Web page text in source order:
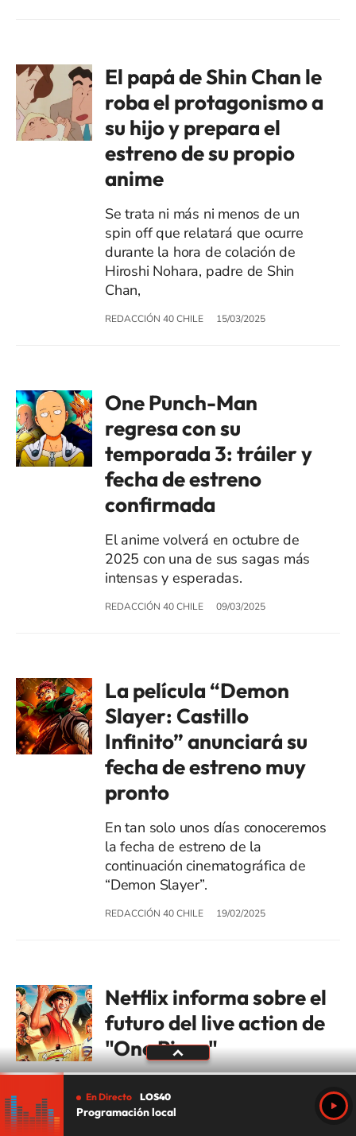
El papá de Shin Chan le
roba el protagonismo a
su hijo y prepara el
estreno de su propio
anime
Se trata ni más ni menos de un
spin off que relatará que ocurre
durante la hora de colación de
Hiroshi Nohara, padre de Shin
Chan,
REDACCIÓN 40 CHILE 15/03/2025
One Punch-Man
regresa con su
temporada 3: tráiler y
fecha de estreno
confirmada
El anime volverá en octubre de
2025 con una de sus sagas más
intensas y esperadas.
REDACCIÓN 40 CHILE 09/03/2025
La película “Demon
Slayer: Castillo
Infinito” anunciará su
fecha de estreno muy
pronto
En tan solo unos días conoceremos
la fecha de estreno de la
continuación cinematográfica de
“Demon Slayer”.
REDACCIÓN 40 CHILE 19/02/2025
Netflix informa sobre el
futuro del live action de
"One Piece"
importante noticia sobre una de
sus series más exitosas de los
En Directo LOS40
Programación local